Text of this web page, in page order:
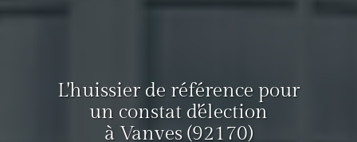
L'huissier de référence pour
un constat d'élection
à Vanves (92170)